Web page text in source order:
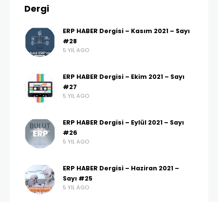
Dergi
ERP HABER Dergisi – Kasım 2021 – Sayı
#28
5 YIL AGO
ERP HABER Dergisi – Ekim 2021 – Sayı
#27
5 YIL AGO
ERP HABER Dergisi – Eylül 2021 – Sayı
#26
5 YIL AGO
ERP HABER Dergisi – Haziran 2021 –
Sayı #25
5 YIL AGO